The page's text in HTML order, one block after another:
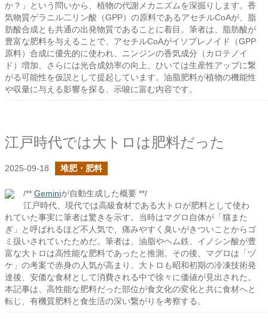
か？」という問いから、植物の代謝メカニズムを深掘りします。香
気物質ゲラニル二リン酸（GPP）の原料であるアセチルCoAが、脂
肪酸合成とも共通の出発物質であることに着目。筆者は、脂肪酸が
豊富な肥料を与えることで、アセチルCoAがイソプレノイド（GPP
原料）合成に優先的に使われ、ニンジンの香気成分（カロテノイ
ド）増加、さらには光合成効率の向上、ひいては生産性アップに繋
がる可能性を仮説として提起しています。油脂肥料が植物の機能性
や収量に与える影響を探る、示唆に富む内容です。
江戸時代では大トロは肥料だった
2025-09-18 堆肥・肥料
/** Geminiが自動生成した概要 **/
江戸時代、現代では高級食材である大トロが肥料として使わ
れていた事実に筆者は驚きを示す。当時はマグロ自体が「猫また
ぎ」と呼ばれるほど不人気で、痛みやすく臭いがきついことからゴ
ミ扱いされていたためだ。筆者は、油脂やヘム鉄、イノシン酸が豊
富な大トロは高性能な肥料であったと推測。その後、マグロは「ヅ
ケ」の考案で赤身の人気が高まり、大トロも昭和初期の冷凍技術発
達後、安価な食材として消費される中で徐々に価値が見出された。
本記事は、高性能な肥料だった部位が食文化の変化と共に食材へと
転じ、有機質肥料と食生活の深い繋がりを考察する。